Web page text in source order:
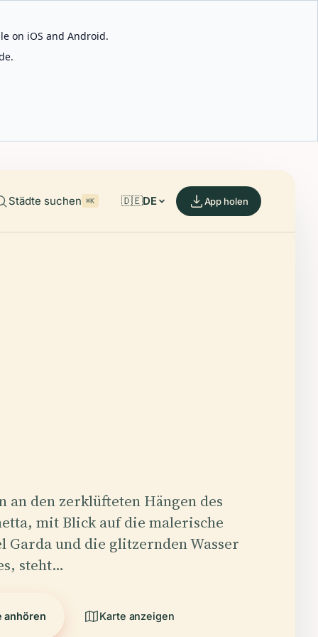
on iOS and Android.
Städte suchen ⌘K 🇩🇪DE App holen
an den zerklüfteten Hängen des
mit Blick auf die malerische
Garda und die glitzernden Wasser
steht…
anhören Karte anzeigen